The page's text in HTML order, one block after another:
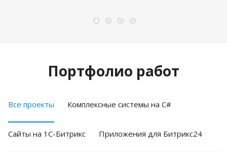
Портфолио работ
Все проекты Комплексные системы на C#
Cайты на 1С-Битрикс Приложения для Битрикс24